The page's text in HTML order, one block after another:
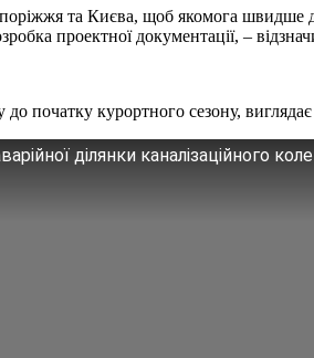
та Києва, щоб якомога швидше
проектної документації, –
початку курортного сезону,
ділянки каналізаційного